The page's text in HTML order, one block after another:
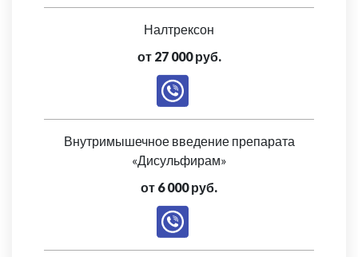
Налтрексон
от 27 000 руб.
Внутримышечное введение препарата
«Дисульфирам»
от 6 000 руб.